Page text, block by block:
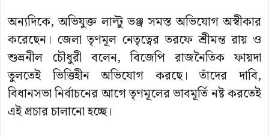
অন্যদিকে, অভিযুক্ত লাল্টু ভঞ্জ সমস্ত অভিযোগ অস্বীকার
করেছেন। জেলা তৃণমূল নেতৃত্বের তরফে শ্রীমন্ত রায় ও
শুভ্রনীল চৌধুরী বলেন, বিজেপি রাজনৈতিক ফায়দা
তুলতেই ভিত্তিহীন অভিযোগ করছে। তাঁদের দাবি,
বিধানসভা নির্বাচনের আগে তৃণমূলের ভাবমূর্তি নষ্ট করতেই
এই প্রচার চালানো হচ্ছে।